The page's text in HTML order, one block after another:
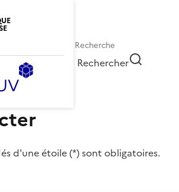
Rechercher
d'une étoile (*) sont obligatoires.